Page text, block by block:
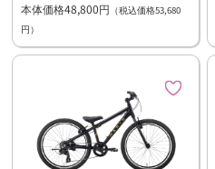
本体価格48,800円 （税込価格53,680
円）